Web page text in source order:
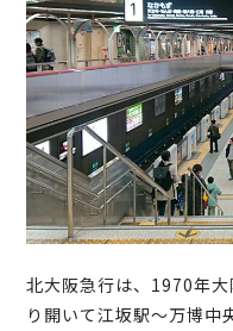
北大阪急行は、1970年
り開いて江坂駅～万博中